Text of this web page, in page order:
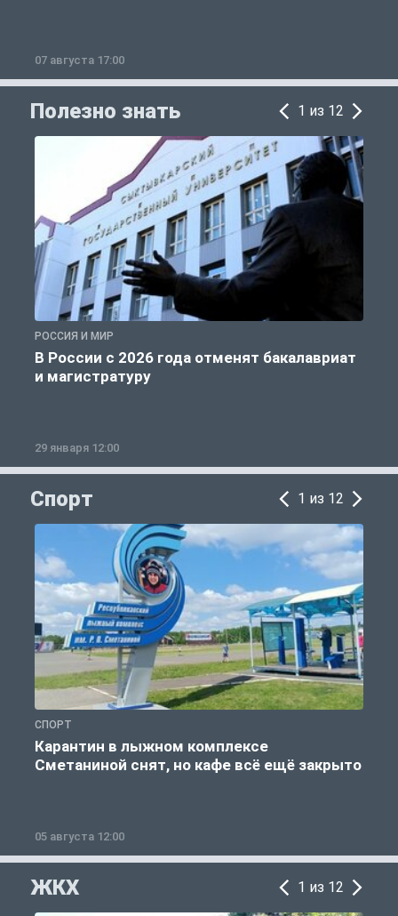
07 августа 17:00
Полезно знать 1 из 12
РОССИЯ И МИР
В России с 2026 года отменят бакалавриат
и магистратуру
29 января 12:00
Спорт 1 из 12
СПОРТ
Карантин в лыжном комплексе
Сметаниной снят, но кафе всё ещё закрыто
05 августа 12:00
ЖКХ 1 из 12